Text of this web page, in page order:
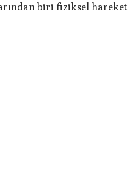
biri fiziksel hareket